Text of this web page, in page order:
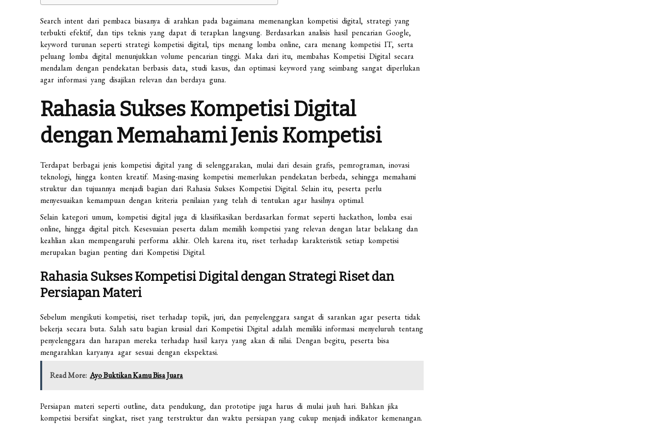
Search intent dari pembaca biasanya di arahkan pada bagaimana memenangkan kompetisi digital, strategi yang
terbukti efektif, dan tips teknis yang dapat di terapkan langsung. Berdasarkan analisis hasil pencarian Google,
keyword turunan seperti strategi kompetisi digital, tips menang lomba online, cara menang kompetisi IT, serta
peluang lomba digital menunjukkan volume pencarian tinggi. Maka dari itu, membahas Kompetisi Digital secara
mendalam dengan pendekatan berbasis data, studi kasus, dan optimasi keyword yang seimbang sangat diperlukan
agar informasi yang disajikan relevan dan berdaya guna.
Rahasia Sukses Kompetisi Digital
dengan Memahami Jenis Kompetisi
Terdapat berbagai jenis kompetisi digital yang di selenggarakan, mulai dari desain grafis, pemrograman, inovasi
teknologi, hingga konten kreatif. Masing-masing kompetisi memerlukan pendekatan berbeda, sehingga memahami
struktur dan tujuannya menjadi bagian dari Rahasia Sukses Kompetisi Digital. Selain itu, peserta perlu
menyesuaikan kemampuan dengan kriteria penilaian yang telah di tentukan agar hasilnya optimal.
Selain kategori umum, kompetisi digital juga di klasifikasikan berdasarkan format seperti hackathon, lomba esai
online, hingga digital pitch. Kesesuaian peserta dalam memilih kompetisi yang relevan dengan latar belakang dan
keahlian akan mempengaruhi performa akhir. Oleh karena itu, riset terhadap karakteristik setiap kompetisi
merupakan bagian penting dari Kompetisi Digital.
Rahasia Sukses Kompetisi Digital dengan Strategi Riset dan
Persiapan Materi
Sebelum mengikuti kompetisi, riset terhadap topik, juri, dan penyelenggara sangat di sarankan agar peserta tidak
bekerja secara buta. Salah satu bagian krusial dari Kompetisi Digital adalah memiliki informasi menyeluruh tentang
penyelenggara dan harapan mereka terhadap hasil karya yang akan di nilai. Dengan begitu, peserta bisa
mengarahkan karyanya agar sesuai dengan ekspektasi.
Read More: Ayo Buktikan Kamu Bisa Juara
Persiapan materi seperti outline, data pendukung, dan prototipe juga harus di mulai jauh hari. Bahkan jika
kompetisi bersifat singkat, riset yang terstruktur dan waktu persiapan yang cukup menjadi indikator kemenangan.